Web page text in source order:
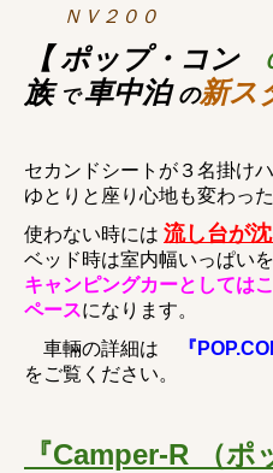
ＮＶ２００
【 ポップ・コン
族 で車中泊 の新ス
セカンドシートが３名掛け
ゆとりと座り心地も変わった
使わない時には 流し台が
ベッド時は室内幅いっぱい
キャンピングカーとしては
ペースになります。
車輛の詳細は
『
をご覧ください。
『Camper-R （ポ